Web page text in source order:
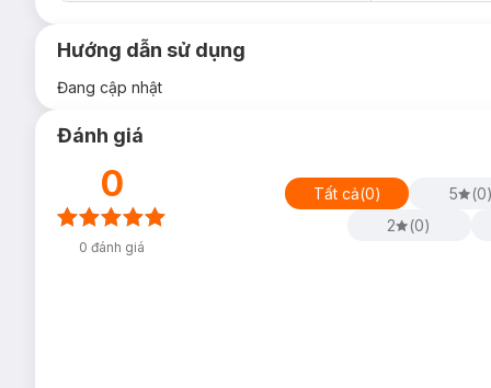
Hướng dẫn sử dụng
Đang cập nhật
Đánh giá
0
0 đánh giá
Tất cả(0) 5 (0
2
(0)